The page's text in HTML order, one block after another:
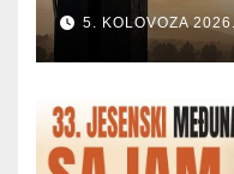
5. KOLOVOZA 2026.